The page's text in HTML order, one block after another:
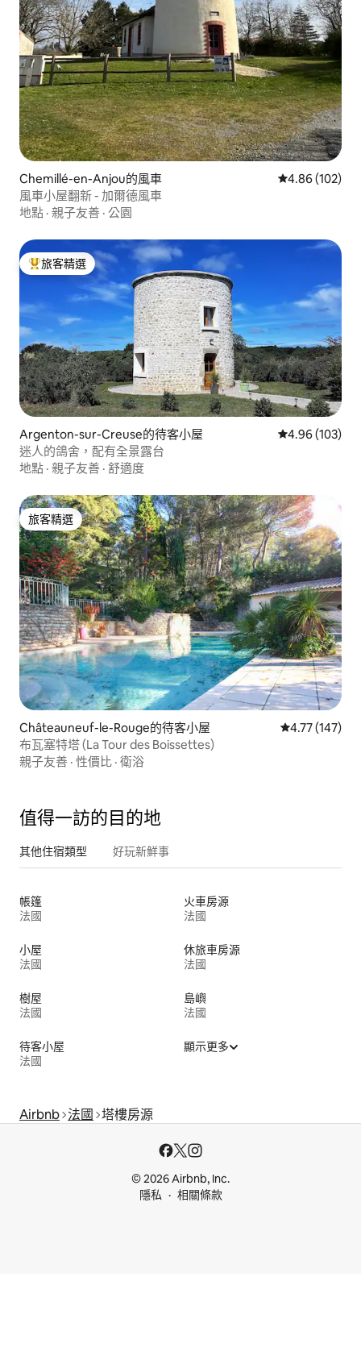
Chemillé-en-Anjou的風車 從 102 則評價
4.86 (102)
風車小屋翻新 - 加爾德風車
地點 · 親子友善 · 公園
旅客精選榜首
旅客精選
Argenton-sur-Creuse的待客小屋 從 103 則評價
4.96 (103)
迷人的鴿舍，配有全景露台
地點 · 親子友善 · 舒適度
旅客精選
旅客精選
Châteauneuf-le-Rouge的待客小屋 從 147 則評價
4.77 (147)
布瓦塞特塔 (La Tour des Boissettes)
親子友善 · 性價比 · 衛浴
值得一訪的目的地
其他住宿類型 好玩新鮮事
帳篷
法國
火車房源
法國
小屋
法國
休旅車房源
法國
樹屋
法國
島嶼
法國
待客小屋
法國
顯示更多
Airbnb 法國 塔樓房源
© 2026 Airbnb, Inc.
隱私
相關條款